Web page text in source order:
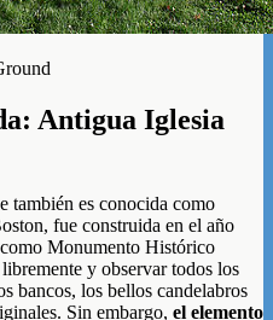
Antigua Iglesia
también es conocida como
fue construida en el año
Monumento Histórico
y observar todos los
bancos, los bellos candelabros
Sin embargo, el elemento